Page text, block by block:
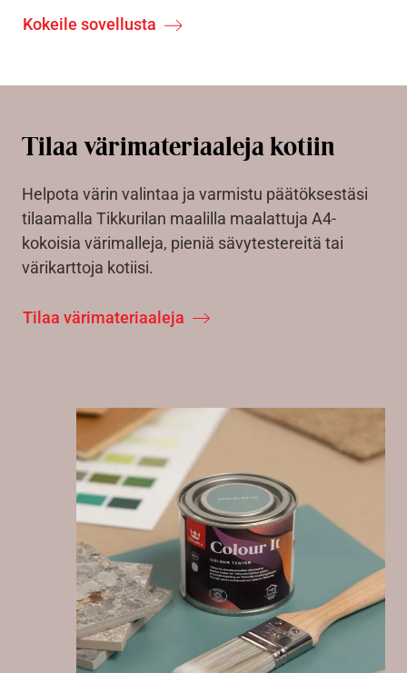
Kokeile sovellusta
Tilaa värimateriaaleja kotiin
Helpota värin valintaa ja varmistu päätöksestäsi
tilaamalla Tikkurilan maalilla maalattuja A4-
kokoisia värimalleja, pieniä sävytestereitä tai
värikarttoja kotiisi.
Tilaa värimateriaaleja